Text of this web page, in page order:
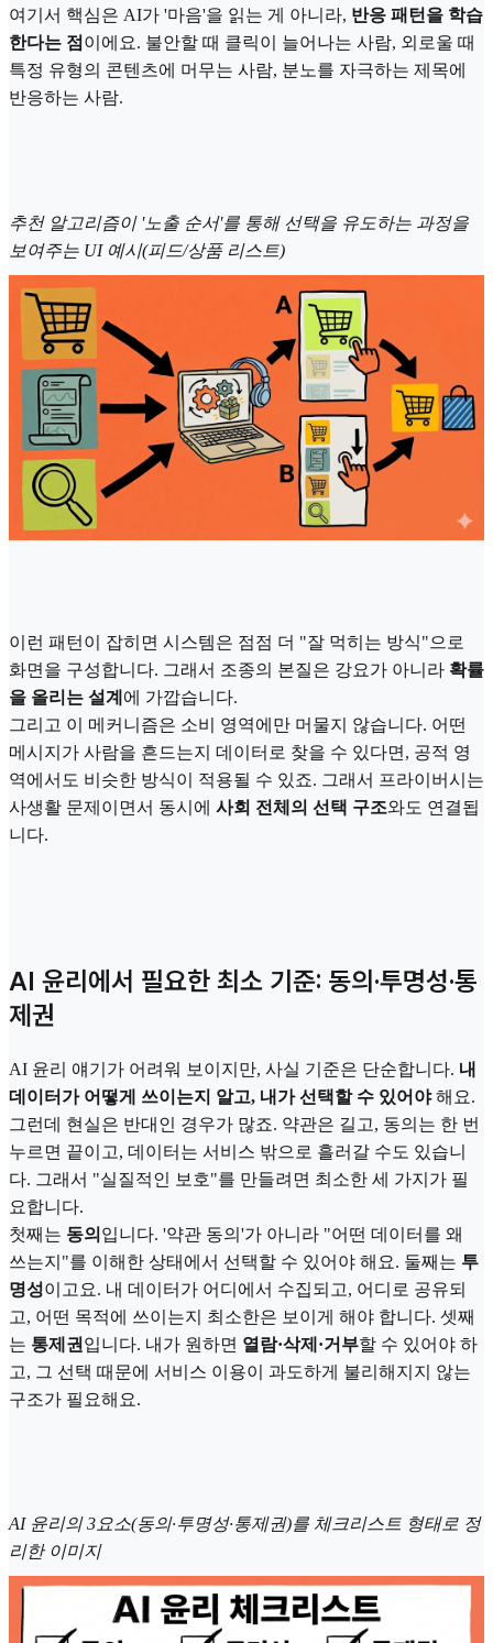
여기서 핵심은 AI가 '마음'을 읽는 게 아니라, 반응 패턴을 학습
한다는 점 이에요. 불안할 때 클릭이 늘어나는 사람, 외로울 때
특정 유형의 콘텐츠에 머무는 사람, 분노를 자극하는 제목에
반응하는 사람.
추천 알고리즘이 '노출 순서'를 통해 선택을 유도하는 과정을
보여주는 UI 예시(피드/상품 리스트)
이런 패턴이 잡히면 시스템은 점점 더 "잘 먹히는 방식"으로
화면을 구성합니다. 그래서 조종의 본질은 강요가 아니라 확률
을 올리는 설계 에 가깝습니다.
그리고 이 메커니즘은 소비 영역에만 머물지 않습니다. 어떤
메시지가 사람을 흔드는지 데이터로 찾을 수 있다면, 공적 영
역에서도 비슷한 방식이 적용될 수 있죠. 그래서 프라이버시는
사생활 문제이면서 동시에 사회 전체의 선택 구조와도 연결됩
니다.
AI 윤리에서 필요한 최소 기준: 동의·투명성·통
제권
AI 윤리 얘기가 어려워 보이지만, 사실 기준은 단순합니다. 내
데이터가 어떻게 쓰이는지 알고, 내가 선택할 수 있어야해요.
그런데 현실은 반대인 경우가 많죠. 약관은 길고, 동의는 한 번
누르면 끝이고, 데이터는 서비스 밖으로 흘러갈 수도 있습니
다. 그래서 "실질적인 보호"를 만들려면 최소한 세 가지가 필
요합니다.
첫째는 동의 입니다. '약관 동의'가 아니라 "어떤 데이터를 왜
쓰는지"를 이해한 상태에서 선택할 수 있어야 해요. 둘째는 투
명성이고요. 내 데이터가 어디에서 수집되고, 어디로 공유되
고, 어떤 목적에 쓰이는지 최소한은 보이게 해야 합니다. 셋째
는 통제권 입니다. 내가 원하면 열람·삭제·거부할 수 있어야 하
고, 그 선택 때문에 서비스 이용이 과도하게 불리해지지 않는
구조가 필요해요.
AI 윤리의 3요소(동의·투명성·통제권)를 체크리스트 형태로 정
리한 이미지